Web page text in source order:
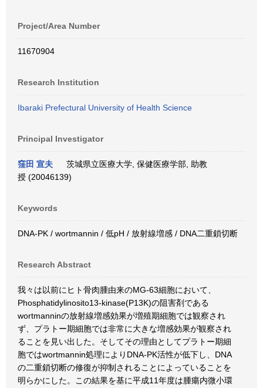
Project/Area Number
11670904
Research Institution
Ibaraki Prefectural University of Health Science
Principal Investigator
窪田 宣夫
茨城県立医療大学, 保健医療学部, 助教
授 (20046139)
Keywords
DNA-PK / wortmannin / 低pH / 放射線増感 / DNA二重鎖切断
Research Abstract
我々は以前にヒト骨肉腫由来のMG-63細胞において、
Phosphatidylinosito13-kinase(P13K)の阻害剤である
wortmanninの放射線増感効果が増殖期細胞では観察され
ず、プラトー期細胞では非常に大きな増感効果が観察され
ることを見い出した。そしてその理由としてプラトー期細
胞ではwortmannin処理によりDNA-PK活性が低下し、DNA
の二重鎖切断の修復が抑制されることによっていることを
明らかにした。この結果を基に平成11年度は腫瘍内微小環